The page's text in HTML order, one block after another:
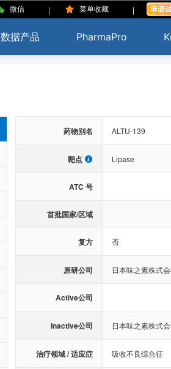
微信 | 菜单收藏 |
数据产品 PharmaPro
药物别名 ALTU-139
靶点 Lipase
ATC 号
首批国家/区域
复方 否
原研公司 日本味之素株式
Active公司
Inactive公司 日本味之素株式
治疗领域 / 适应症 吸收不良综合征